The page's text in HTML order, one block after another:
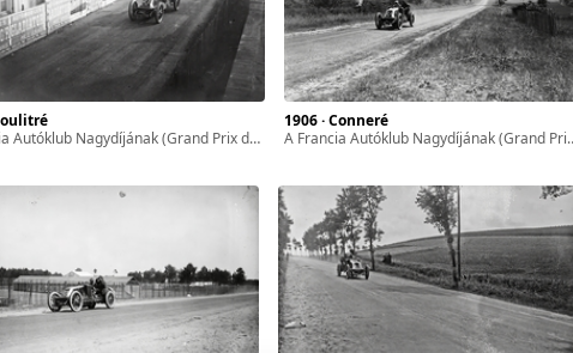
Nagydíjának (Grand Prix de l'ACF) későbbi győztese Szisz Ferenc Renault AK típusú versenyautójával.
1906 · Conneré
a Francia Autóklub Nagydíjának (Grand Prix de l'ACF) későbbi győztese Szisz Ferenc Renault AK típusú versenyautójával.